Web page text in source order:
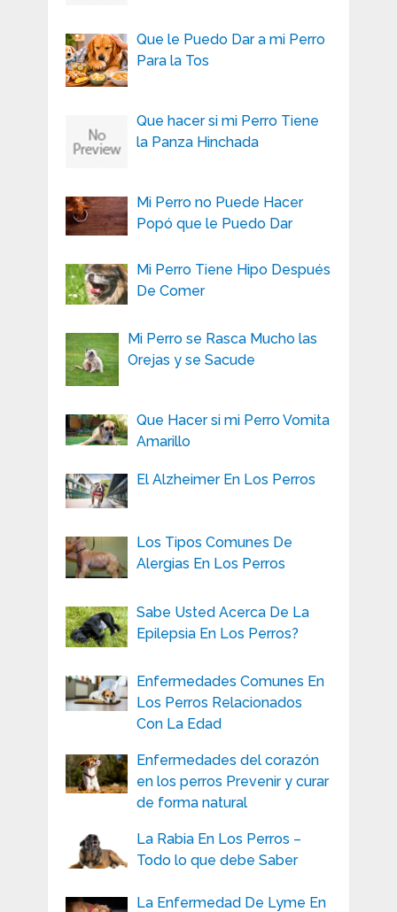
Que le Puedo Dar a mi Perro
Para la Tos
Que hacer si mi Perro Tiene
la Panza Hinchada
Mi Perro no Puede Hacer
Popó que le Puedo Dar
Mi Perro Tiene Hipo Después
De Comer
Mi Perro se Rasca Mucho las
Orejas y se Sacude
Que Hacer si mi Perro Vomita
Amarillo
El Alzheimer En Los Perros
Los Tipos Comunes De
Alergias En Los Perros
Sabe Usted Acerca De La
Epilepsia En Los Perros?
Enfermedades Comunes En
Los Perros Relacionados
Con La Edad
Enfermedades del corazón
en los perros Prevenir y curar
de forma natural
La Rabia En Los Perros –
Todo lo que debe Saber
La Enfermedad De Lyme En